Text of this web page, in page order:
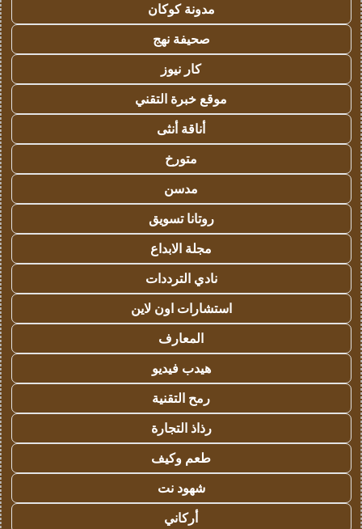
مدونة كوكان
صحيفة نهج
كار نيوز
موقع خبرة التقني
أناقة أنثى
متورخ
مدسن
روتانا تسويق
مجلة الابداع
نادي الترددات
استشارات اون لاين
المعارف
هيدب فيديو
رمح التقنية
رذاذ التجارة
طعم وكيف
شهود نت
أركاني